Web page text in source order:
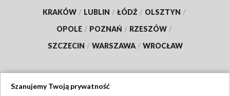
KRAKÓW / LUBLIN / ŁÓDŹ / OLSZTYN /
OPOLE / POZNAŃ / RZESZÓW /
SZCZECIN / WARSZAWA / WROCŁAW
Szanujemy Twoją prywatność